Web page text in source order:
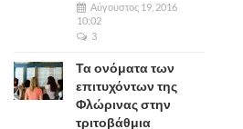
Αύγουστος 19, 2016
10:02
3
Τα ονόματα των
επιτυχόντων της
Φλώρινας στην
τριτοβάθμια